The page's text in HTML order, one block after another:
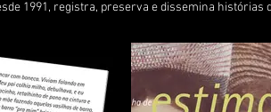
1991, registra, preserva e dissemina histórias